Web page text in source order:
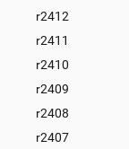
r2412
r2411
r2410
r2409
r2408
r2407